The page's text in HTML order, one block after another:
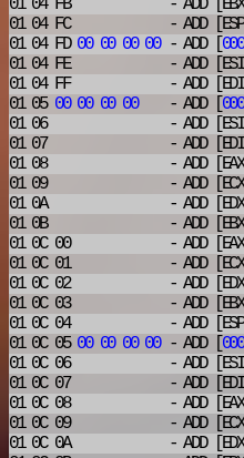
01 04 FB
- ADD
01 04 FC
- ADD
01 04 FD 00 00 00 00- ADD[
01 04 FE
- ADD
01 04 FF
- ADD
01 05 00 00 00 00 - ADD[
01 06
- ADD
01 07
- ADD
01 08
- ADD
01 09
- ADD
01 0A
- ADD
01 0B
- ADD
01 0C 00
- ADD
01 0C 01
- ADD
01 0C 02
- ADD
01 0C 03
- ADD
01 0C 04
- ADD
01 0C 05 00 00 00 00- ADD[
01 0C 06
- ADD
01 0C 07
- ADD
01 0C 08
- ADD
01 0C 09
- ADD
01 0C 0A
- ADD